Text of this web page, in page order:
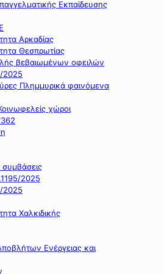
Εκπαίδευσης
Αρκαδίας
Θεσπρωτίας
βεβαιωμένων οφειλών
2025
Πλημμυρικά φαινόμενα
χώροι
2025
2025
Χαλκιδικής
Ενέργειας και